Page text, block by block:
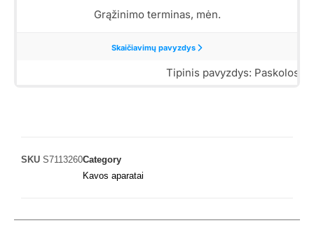
SKU S7113260Category
Kavos aparatai